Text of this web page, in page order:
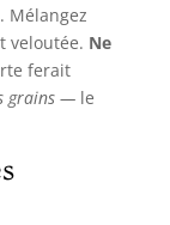
Mélangez
veloutée. Ne
ferait
grains — le